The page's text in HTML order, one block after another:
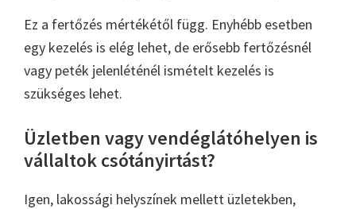
Ez a fertőzés mértékétől függ. Enyhébb esetben
egy kezelés is elég lehet, de erősebb fertőzésnél
vagy peték jelenléténél ismételt kezelés is
szükséges lehet.
Üzletben vagy vendéglátóhelyen is
vállaltok csótányirtást?
Igen, lakossági helyszínek mellett üzletekben,